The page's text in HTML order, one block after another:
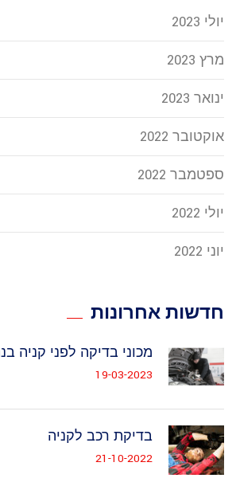
יולי 2023
מרץ 2023
ינואר 2023
אוקטובר 2022
ספטמבר 2022
יולי 2022
יוני 2022
חדשות אחרונות
מכוני בדיקה לפני קניה
19-03-2023
בדיקת רכב לקניה
21-10-2022